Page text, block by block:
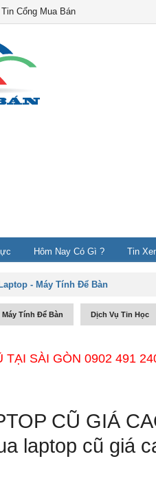
Tin Cổng Mua Bán
Hôm Nay Có Gì ? Tin
Laptop - Máy Tính Để Bàn
Tính Để Bàn Dịch Vụ Tin Học
TẠI SÀI GÒN 0902 491
CŨ GIÁ
laptop cũ giá